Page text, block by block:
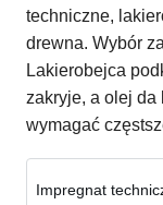
techniczne,
drewna. Wybór
Lakierobejca
zakryje, a olej da
wymagać
Impregnat